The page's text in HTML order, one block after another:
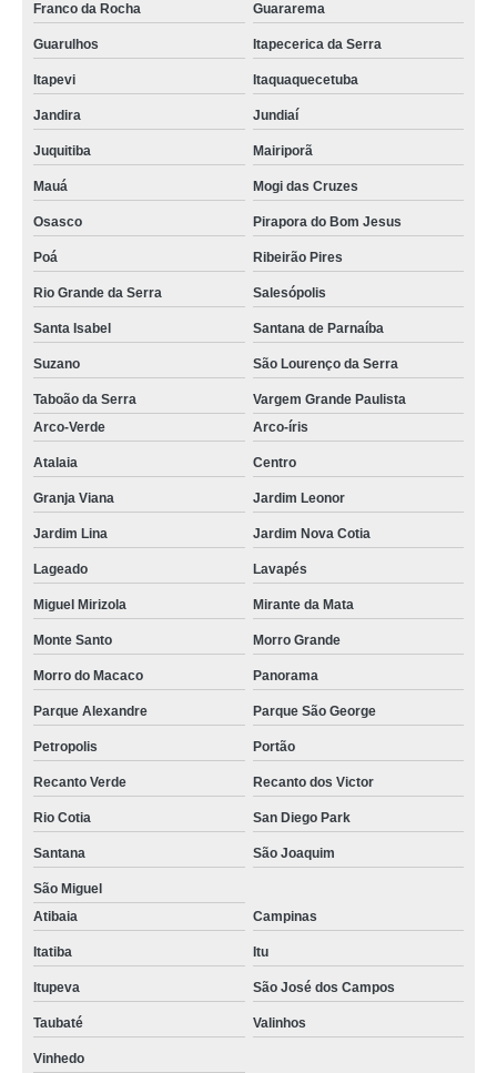
Franco da Rocha Guararema
Guarulhos Itapecerica da Serra
Itapevi Itaquaquecetuba
Jandira Jundiaí
Juquitiba Mairiporã
Mauá Mogi das Cruzes
Osasco Pirapora do Bom Jesus
Poá Ribeirão Pires
Rio Grande da Serra Salesópolis
Santa Isabel Santana de Parnaíba
Suzano São Lourenço da Serra
Taboão da Serra
Vargem Grande Paulista
Arco-Verde
Arco-íris
Atalaia Centro
Granja Viana Jardim Leonor
Jardim Lina Jardim Nova Cotia
Lageado Lavapés
Miguel Mirizola Mirante da Mata
Monte Santo Morro Grande
Morro do Macaco Panorama
Parque Alexandre Parque São George
Petropolis Portão
Recanto Verde Recanto dos Victor
Rio Cotia San Diego Park
Santana São Joaquim
São Miguel
Atibaia
Campinas
Itatiba Itu
Itupeva São José dos Campos
Taubaté Valinhos
Vinhedo